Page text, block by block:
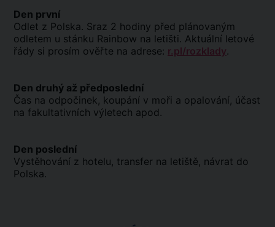
Den první
Odlet z Polska. Sraz 2 hodiny před plánovaným
odletem u stánku Rainbow na letišti. Aktuální letové
řády si prosím ověřte na adrese: r.pl/rozklady.
Den druhý až předposlední
Čas na odpočinek, koupání v moři a opalování, účast
na fakultativních výletech apod.
Den poslední
Vystěhování z hotelu, transfer na letiště, návrat do
Polska.